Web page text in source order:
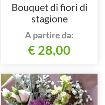
Bouquet di fiori di
stagione
A partire da:
€ 28,00